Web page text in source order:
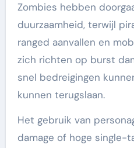
Zombies hebben
duurzaamheid, terwijl
ranged aanvallen en
zich richten op burst
snel bedreigingen
kunnen terugslaan.
Het gebruik van
damage of hoge single-